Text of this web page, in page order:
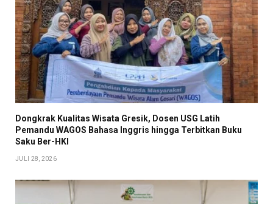
Dongkrak Kualitas Wisata Gresik, Dosen USG Latih
Pemandu WAGOS Bahasa Inggris hingga Terbitkan Buku
Saku Ber-HKI
JULI 28, 2026